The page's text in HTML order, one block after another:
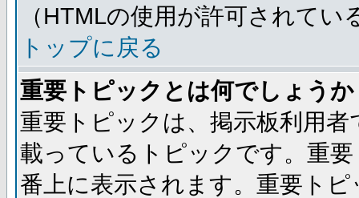
（HTMLの使用が許可されて
トップに戻る
重要トピックとは何でしょうか
重要トピックは、掲示板利用
載っているトピックです。重
番上に表示されます。重要ト